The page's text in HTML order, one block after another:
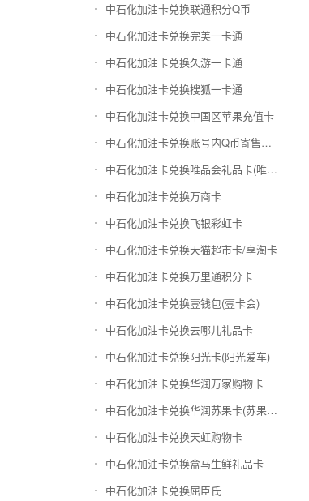
中石化加油卡兑换联通积分Q币
中石化加油卡兑换完美一卡通
中石化加油卡兑换久游一卡通
中石化加油卡兑换搜狐一卡通
中石化加油卡兑换中国区苹果充值卡
中石化加油卡兑换账号内Q币寄售（维护中）
中石化加油卡兑换唯品会礼品卡(唯品卡)
中石化加油卡兑换万商卡
中石化加油卡兑换飞银彩虹卡
中石化加油卡兑换天猫超市卡/享淘卡
中石化加油卡兑换万里通积分卡
中石化加油卡兑换壹钱包(壹卡会)
中石化加油卡兑换去哪儿礼品卡
中石化加油卡兑换阳光卡(阳光爱车)
中石化加油卡兑换华润万家购物卡
中石化加油卡兑换华润苏果卡(苏果超市卡)（维护 请暂停提交）
中石化加油卡兑换天虹购物卡
中石化加油卡兑换盒马生鲜礼品卡
中石化加油卡兑换屈臣氏